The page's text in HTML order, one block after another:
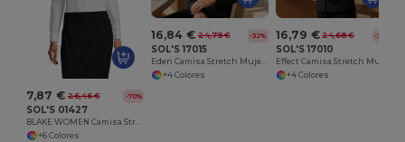
7,87 € 26,46 € -70%
SOL'S 01427
BLAKE WOMEN Camisa Stretch Mujer Manga Larga
+6 Colores
16,84 € 24,79 € -32%
SOL'S 17015
Eden Camisa Stretch Mujer Manga Larga
+4 Colores
16,79 € 24,68 € -32%
SOL'S 17010
+4 Colores